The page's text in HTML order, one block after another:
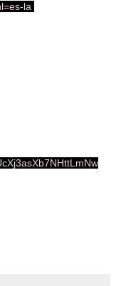
la